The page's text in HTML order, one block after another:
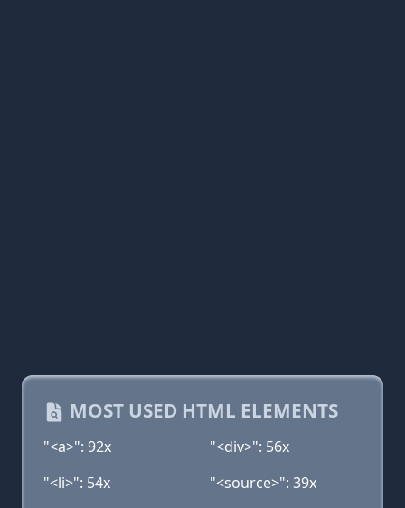
MOST USED HTML ELEMENTS
"<a>": 92x
"<div>": 56x
"<li>": 54x
"<source>": 39x